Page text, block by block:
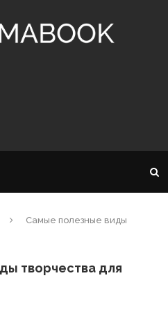
Самые полезные виды
творчества для